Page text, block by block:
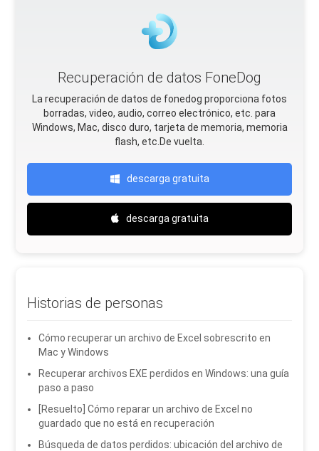
Recuperación de datos FoneDog
La recuperación de datos de fonedog proporciona fotos
borradas, video, audio, correo electrónico, etc. para
Windows, Mac, disco duro, tarjeta de memoria, memoria
flash, etc.De vuelta.
descarga gratuita
descarga gratuita
Historias de personas
Cómo recuperar un archivo de Excel sobrescrito en
Mac y Windows
Recuperar archivos EXE perdidos en Windows: una guía
paso a paso
[Resuelto] Cómo reparar un archivo de Excel no
guardado que no está en recuperación
Búsqueda de datos perdidos: ubicación del archivo de